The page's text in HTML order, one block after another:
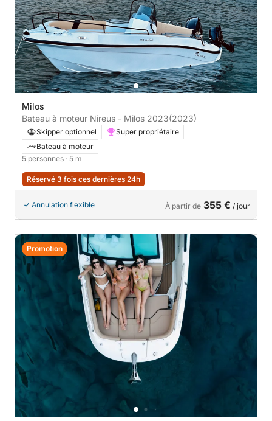
Milos
Bateau à moteur Nireus - Milos 2023(2023)
Skipper optionnel
Super propriétaire
Bateau à moteur
5 personnes · 5 m
Réservé 3 fois ces dernières 24h
Annulation flexible À partir de 355 € / jour
Promotion